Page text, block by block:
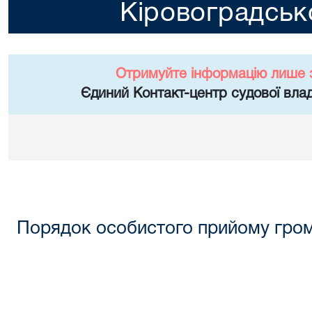
Отримуйте інформацію лише
Єдиний Контакт-центр судової
Порядок особистого прийому